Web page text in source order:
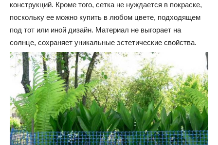
конструкций. Кроме того, сетка не нуждается в покраске,
поскольку ее можно купить в любом цвете, подходящем
под тот или иной дизайн. Материал не выгорает на
солнце, сохраняет уникальные эстетические свойства.